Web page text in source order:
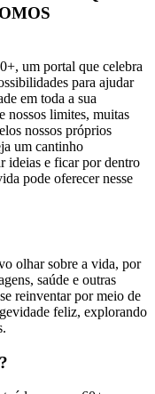
um portal que celebra
para ajudar
em toda a sua
nossos limites, muitas
nossos próprios
um cantinho
ideias e ficar por dentro
pode oferecer nesse
olhar sobre a vida, por
saúde e outras
reinventar por meio de
feliz, explorando